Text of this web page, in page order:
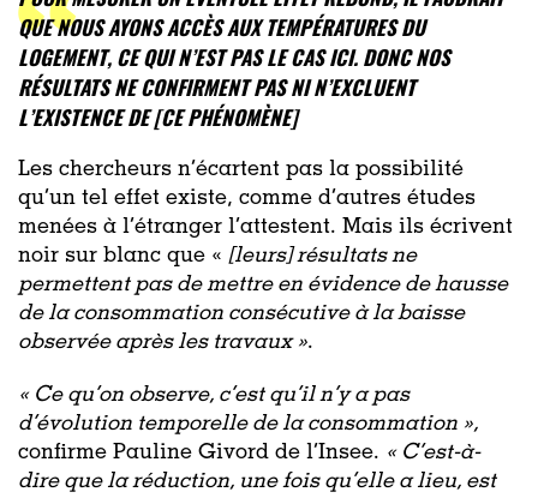
QUE NOUS AYONS ACCÈS AUX TEMPÉRATURES DU
LOGEMENT, CE QUI N’EST PAS LE CAS ICI. DONC NOS
RÉSULTATS NE CONFIRMENT PAS NI N’EXCLUENT
L’EXISTENCE DE[CE PHÉNOMÈNE]
Les chercheurs n’écartent pas la possibilité
qu’un tel effet existe, comme d’autres études
menées à l’étranger l’attestent. Mais ils écrivent
noir sur blanc que « [leurs] résultats ne
permettent pas de mettre en évidence de hausse
de la consommation consécutive à la baisse
observée après les travaux ».
« Ce qu’on observe, c’est qu’il n’y a pas
d’évolution temporelle de la consommation »,
confirme Pauline Givord de l’Insee. « C’est-à-
dire que la réduction, une fois qu’elle a lieu, est